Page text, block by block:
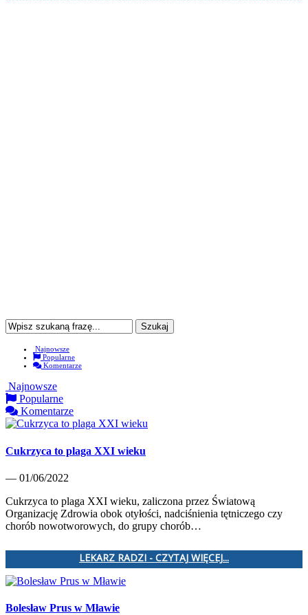
Najnowsze
Popularne
Komentarze
Najnowsze
Popularne
Komentarze
Cukrzyca to plaga XXI wieku
— 01/06/2022
Cukrzyca to plaga XXI wieku, zaliczona przez Światową
Organizację Zdrowia obok otyłości, nadciśnienia tętniczego czy
chorób nowotworowych, do grupy chorób…
LEKARZ RADZI - CZYTAJ WIĘCEJ...
Bolesław Prus w Mławie